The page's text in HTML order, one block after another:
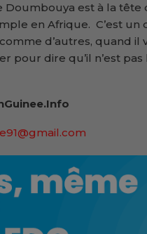
est à la tête
en Afrique. C’est
d’autres, quand il
pour dire qu’il n’est